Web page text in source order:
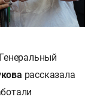
рассказала